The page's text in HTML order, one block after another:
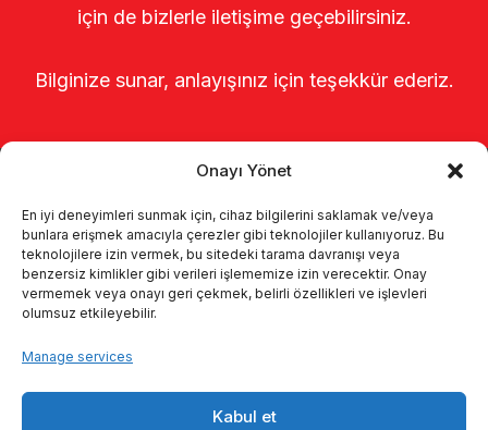
Onayı Yönet
En iyi deneyimleri sunmak için, cihaz bilgilerini saklamak ve/veya
bunlara erişmek amacıyla çerezler gibi teknolojiler kullanıyoruz. Bu
teknolojilere izin vermek, bu sitedeki tarama davranışı veya
benzersiz kimlikler gibi verileri işlememize izin verecektir. Onay
vermemek veya onayı geri çekmek, belirli özellikleri ve işlevleri
olumsuz etkileyebilir.
Manage services
Kabul et
için de bizlerle iletişime geçebilirsiniz.
Bilginize sunar, anlayışınız için teşekkür ederiz.
Главная о нас
Продукты
Коммуникация